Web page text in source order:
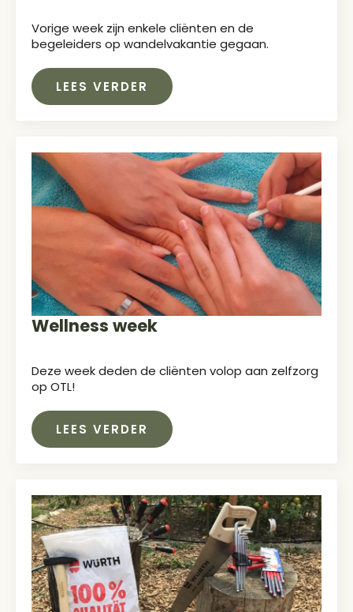
Vorige week zijn enkele cliënten en de
begeleiders op wandelvakantie gegaan.
LEES VERDER
Wellness week
Deze week deden de cliënten volop aan zelfzorg
op OTL!
LEES VERDER